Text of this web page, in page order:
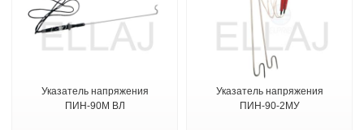
Указатель напряжения
ПИН-90М ВЛ
Указатель напряжения
ПИН-90-2МУ